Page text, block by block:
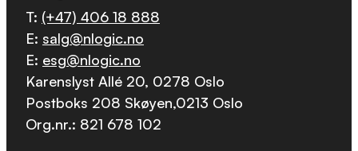
T: (+47) 406 18 888
E: salg@nlogic.no
E: esg@nlogic.no
Karenslyst Allé 20, 0278 Oslo
Postboks 208 Skøyen,0213 Oslo
Org.nr.: 821 678 102